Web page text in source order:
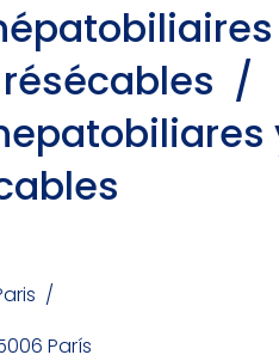
/
/
París